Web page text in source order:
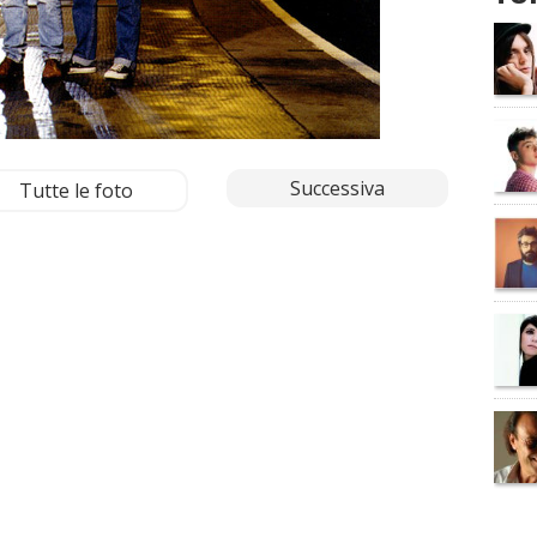
Tutte le foto Successiva